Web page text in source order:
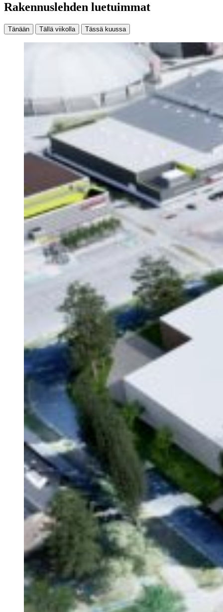
Rakennuslehden luetuimmat
Tänään Tällä viikolla Tässä kuussa